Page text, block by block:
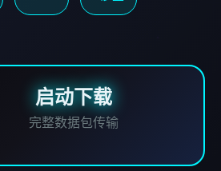
启动下载
完整数据包传输